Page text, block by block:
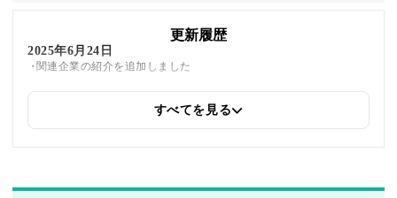
更新履歴
2025年6月24日
関連企業の紹介を追加しました
筆者情報を更新しました
すべてを見る